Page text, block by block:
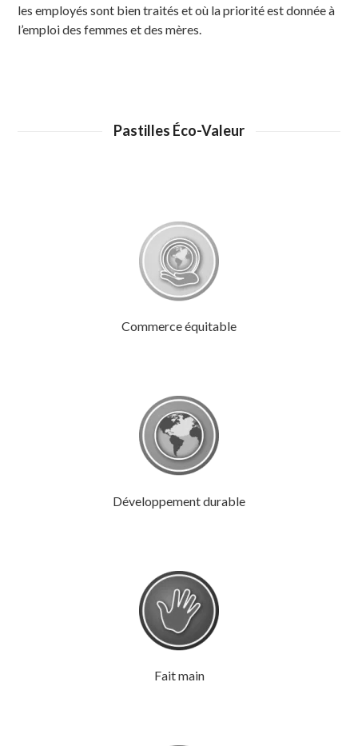
les employés sont bien traités et où la priorité est donnée à
l’emploi des femmes et des mères.
Pastilles Éco-Valeur
Commerce équitable
Développement durable
Fait main